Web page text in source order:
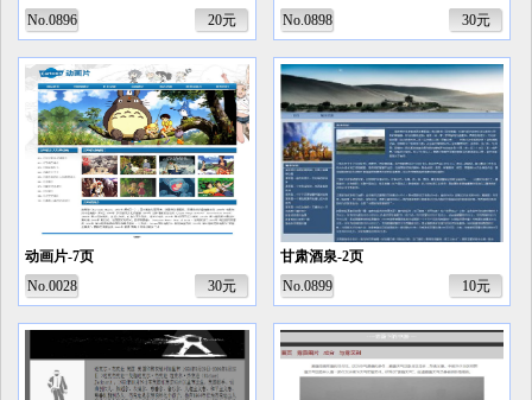
No.0896
20元
No.0898
30元
动画片-7页
No.0028
30元
甘肃酒泉-2页
No.0899
10元